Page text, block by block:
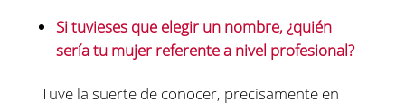
Si tuvieses que elegir un nombre, ¿quién
sería tu mujer referente a nivel profesional?
Tuve la suerte de conocer, precisamente en